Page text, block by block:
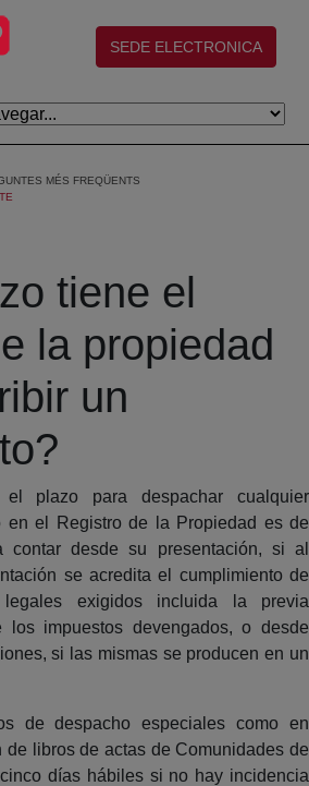
(abre en nueva ventana)
SEDE ELECTRONICA
MÉS FREQÜENTS
tiene el
la propiedad
un
plazo para despachar cualquier
en el Registro de la Propiedad es de
desde su presentación, si al
se acredita el cumplimiento de
exigidos incluida la previa
los impuestos devengados, o desde
si las mismas se producen en un
de despacho especiales como en
de libros de actas de Comunidades de
días hábiles si no hay incidencia